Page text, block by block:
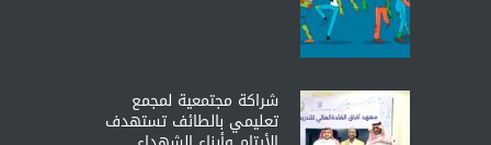
شراكة مجتمعية لمجمع
تعليمي بالطائف تستهدف